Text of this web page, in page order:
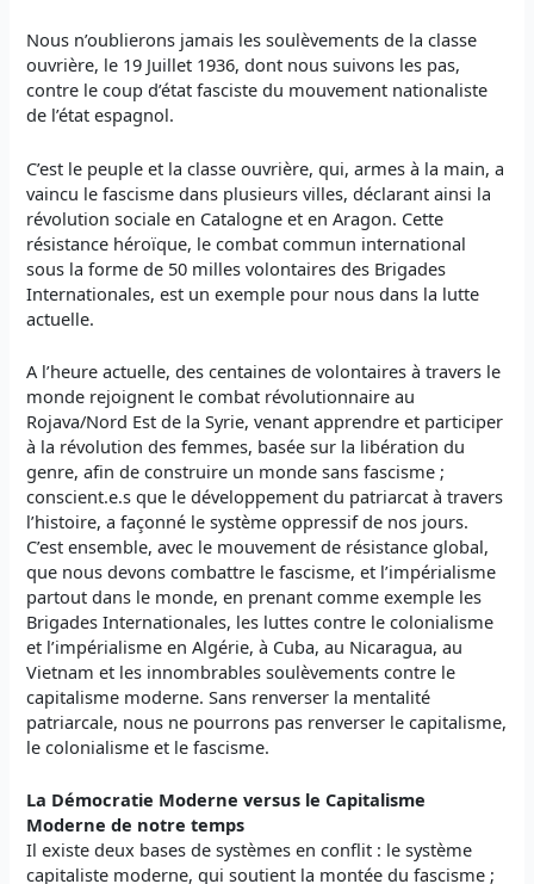
Nous n’oublierons jamais les soulèvements de la classe
ouvrière, le 19 Juillet 1936, dont nous suivons les pas,
contre le coup d’état fasciste du mouvement nationaliste
de l’état espagnol.
C’est le peuple et la classe ouvrière, qui, armes à la main, a
vaincu le fascisme dans plusieurs villes, déclarant ainsi la
révolution sociale en Catalogne et en Aragon. Cette
résistance héroïque, le combat commun international
sous la forme de 50 milles volontaires des Brigades
Internationales, est un exemple pour nous dans la lutte
actuelle.
A l’heure actuelle, des centaines de volontaires à travers le
monde rejoignent le combat révolutionnaire au
Rojava/Nord Est de la Syrie, venant apprendre et participer
à la révolution des femmes, basée sur la libération du
genre, afin de construire un monde sans fascisme ;
conscient.e.s que le développement du patriarcat à travers
l’histoire, a façonné le système oppressif de nos jours.
C’est ensemble, avec le mouvement de résistance global,
que nous devons combattre le fascisme, et l’impérialisme
partout dans le monde, en prenant comme exemple les
Brigades Internationales, les luttes contre le colonialisme
et l’impérialisme en Algérie, à Cuba, au Nicaragua, au
Vietnam et les innombrables soulèvements contre le
capitalisme moderne. Sans renverser la mentalité
patriarcale, nous ne pourrons pas renverser le capitalisme,
le colonialisme et le fascisme.
La Démocratie Moderne versus le Capitalisme
Moderne de notre temps
Il existe deux bases de systèmes en conflit : le système
capitaliste moderne, qui soutient la montée du fascisme ;